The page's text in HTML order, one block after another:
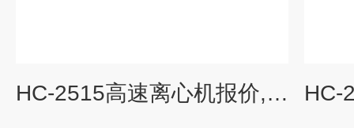
HC-2515高速离心机报价,台式离心机厂家